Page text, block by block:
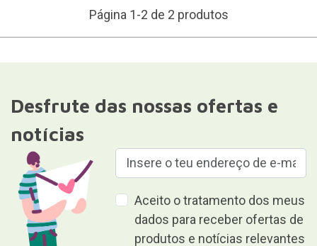
Página 1-2 de 2 produtos
Desfrute das nossas ofertas e
notícias
Aceito o tratamento dos meus
dados para receber ofertas de
produtos e notícias relevantes